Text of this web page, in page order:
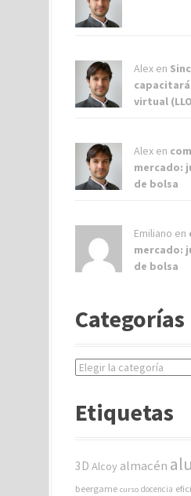
Alex en
virtual
Alex en
mercado:
de bolsa
Emiliano en
mercado:
de bolsa
Categorías
C
e
r
Etiquetas
3D Alcoy almacén
beergame curso docencia